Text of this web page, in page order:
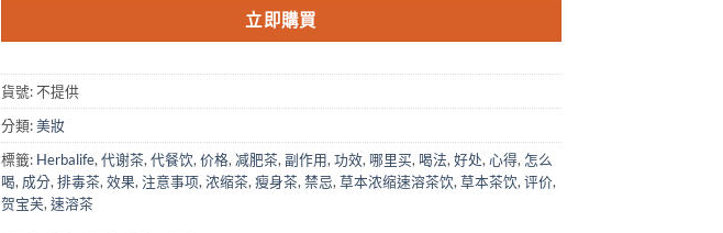
立即購買
貨號:不提供
分類:美妝
標籤: Herbalife, 代谢茶, 代餐饮, 价格, 减肥茶, 副作用, 功效, 哪里买, 喝法, 好处, 心得, 怎么
喝, 成分, 排毒茶, 效果, 注意事项, 浓缩茶, 瘦身茶, 禁忌, 草本浓缩速溶茶饮, 草本茶饮, 评价,
贺宝芙, 速溶茶